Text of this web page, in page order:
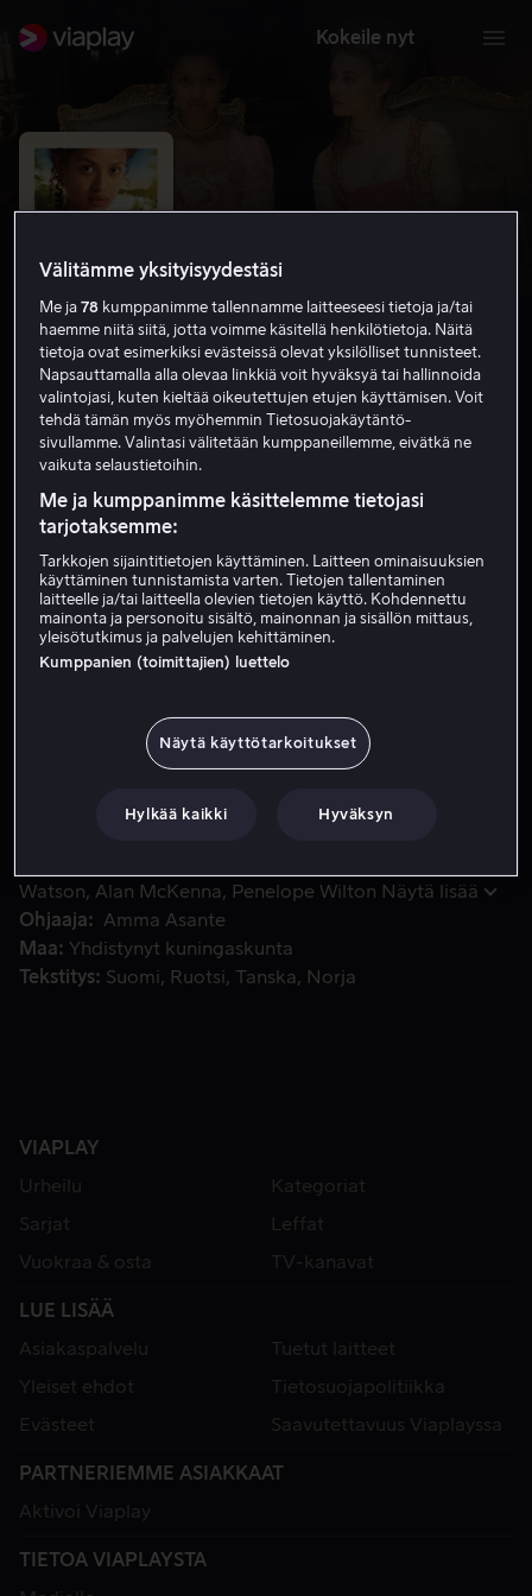
Kokeile nyt
Belle
7.3 Draama 2013
HD
Vuokraa 3,99 €
Osta 13,99 €
Elizebeth Bellestä, joka oli Englannin kuninkaallisen
laivaston komentajan avioliiton ulkopuolinen lapsi ja
Watson
Alan McKenna Penelope Wilton Näytä lisää
Ohjaaja
Amma Asante
Maa
Yhdistynyt kuningaskunta
Tekstitys
Suomi Ruotsi Tanska Norja
VIAPLAY
Urheilu
Kategoriat
Sarjat
Leffat
Vuokraa & osta
TV-kanavat
LUE LISÄÄ
Asiakaspalvelu
Tuetut laitteet
Yleiset ehdot
Tietosuojapolitiikka
Evästeet
Saavutettavuus Viaplayssa
PARTNERIEMME ASIAKKAAT
Aktivoi Viaplay
TIETOA VIAPLAYSTA
Välitämme yksityisyydestäsi
Me ja78 kumppanimme tallennamme laitteeseesi tietoja ja/tai
haemme niitä siitä, jotta voimme käsitellä henkilötietoja. Näitä
tietoja ovat esimerkiksi evästeissä olevat yksilölliset tunnisteet.
Napsauttamalla alla olevaa linkkiä voit hyväksyä tai hallinnoida
valintojasi, kuten kieltää oikeutettujen etujen käyttämisen. Voit
tehdä tämän myös myöhemmin Tietosuojakäytäntö-
sivullamme. Valintasi välitetään kumppaneillemme, eivätkä ne
vaikuta selaustietoihin.
Me ja kumppanimme käsittelemme tietojasi
tarjotaksemme:
Tarkkojen sijaintitietojen käyttäminen. Laitteen ominaisuuksien
käyttäminen tunnistamista varten. Tietojen tallentaminen
laitteelle ja/tai laitteella olevien tietojen käyttö. Kohdennettu
mainonta ja personoitu sisältö, mainonnan ja sisällön mittaus,
yleisötutkimus ja palvelujen kehittäminen.
Kumppanien (toimittajien) luettelo
Näytä käyttötarkoitukset
Hylkää kaikki Hyväksyn